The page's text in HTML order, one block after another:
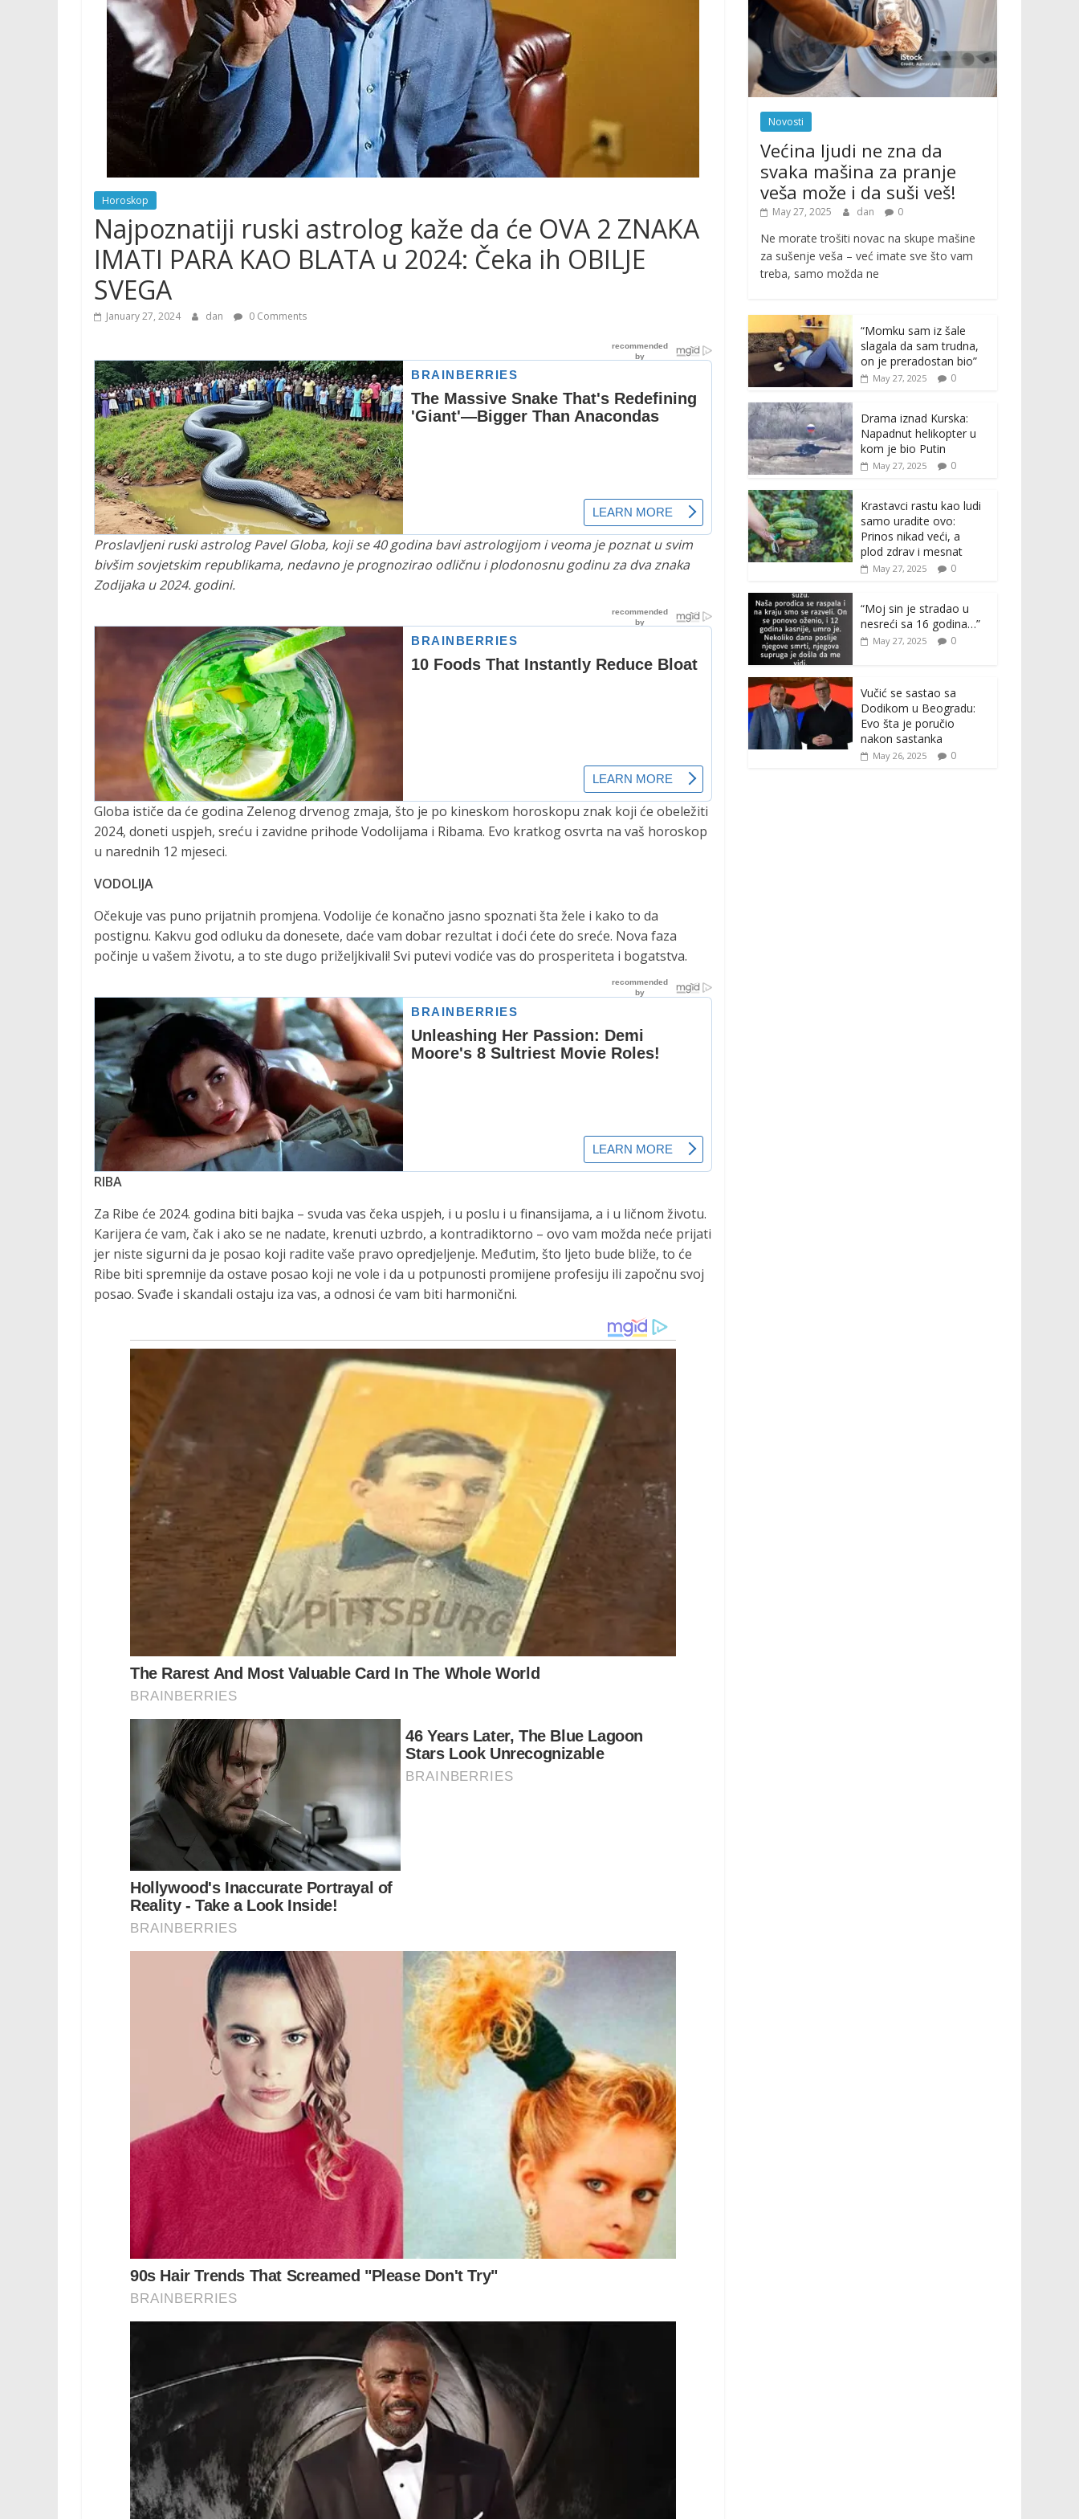
Horoskop
Najpoznatiji ruski astrolog kaže da će OVA 2 ZNAKA
IMATI PARA KAO BLATA u 2024: Čeka ih OBILJE
SVEGA
January 27, 2024 dan 0 Comments
Proslavljeni ruski astrolog Pavel Globa, koji se 40 godina bavi astrologijom i veoma je poznat u svim
bivšim sovjetskim republikama, nedavno je prognozirao odličnu i plodonosnu godinu za dva znaka
Zodijaka u 2024. godini.
Globa ističe da će godina Zelenog drvenog zmaja, što je po kineskom horoskopu znak koji će obeležiti
2024, doneti uspjeh, sreću i zavidne prihode Vodolijama i Ribama. Evo kratkog osvrta na vaš horoskop
u narednih 12 mjeseci.
VODOLIJA
Očekuje vas puno prijatnih promjena. Vodolije će konačno jasno spoznati šta žele i kako to da
postignu. Kakvu god odluku da donesete, daće vam dobar rezultat i doći ćete do sreće. Nova faza
počinje u vašem životu, a to ste dugo priželjkivali! Svi putevi vodiće vas do prosperiteta i bogatstva.
RIBA
Za Ribe će 2024. godina biti bajka – svuda vas čeka uspjeh, i u poslu i u finansijama, a i u ličnom životu.
Karijera će vam, čak i ako se ne nadate, krenuti uzbrdo, a kontradiktorno – ovo vam možda neće prijati
jer niste sigurni da je posao koji radite vaše pravo opredjeljenje. Međutim, što ljeto bude bliže, to će
Ribe biti spremnije da ostave posao koji ne vole i da u potpunosti promijene profesiju ili započnu svoj
posao. Svađe i skandali ostaju iza vas, a odnosi će vam biti harmonični.
Novosti
Većina ljudi ne zna da
svaka mašina za pranje
veša može i da suši veš!
May 27, 2025 dan 0
Ne morate trošiti novac na skupe mašine
za sušenje veša – već imate sve što vam
treba, samo možda ne
“Momku sam iz šale
slagala da sam trudna,
on je preradostan bio”
May 27, 2025 0
Drama iznad Kurska:
Napadnut helikopter u
kom je bio Putin
May 27, 2025 0
Krastavci rastu kao ludi
samo uradite ovo:
Prinos nikad veći, a
plod zdrav i mesnat
May 27, 2025 0
“Moj sin je stradao u
nesreći sa 16 godina…”
May 27, 2025 0
Vučić se sastao sa
Dodikom u Beogradu:
Evo šta je poručio
nakon sastanka
May 26, 2025 0